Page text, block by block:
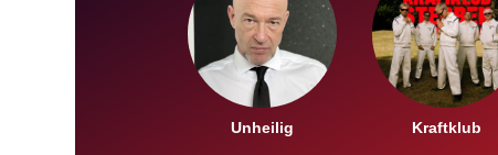
Unheilig Kraftklub